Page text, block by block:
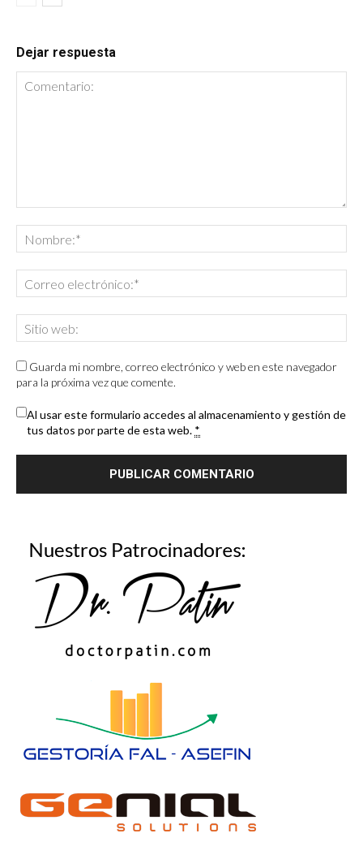
Dejar respuesta
Guarda mi nombre, correo electrónico y web en este navegador
para la próxima vez que comente.
Al usar este formulario accedes al almacenamiento y gestión de
tus datos por parte de esta web. *